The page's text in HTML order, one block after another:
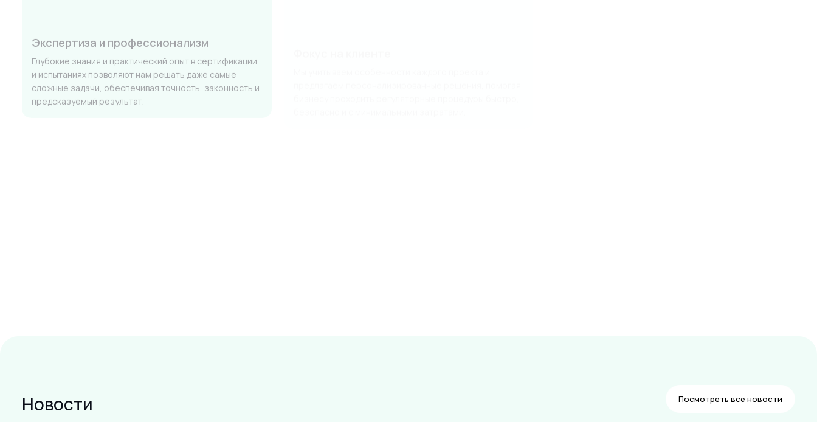
Экспертиза и профессионализм
Глубокие знания и практический опыт в сертификации
и испытаниях позволяют нам решать даже самые
сложные задачи, обеспечивая точность, законность и
предсказуемый результат.
Новости Посмотреть все новости